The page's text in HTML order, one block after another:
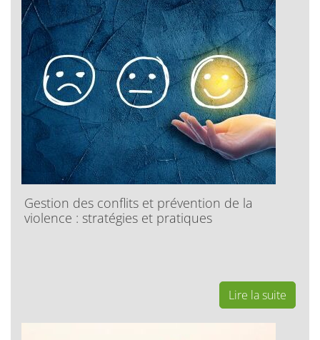
Gestion des conflits et prévention de la
violence : stratégies et pratiques
Lire la suite